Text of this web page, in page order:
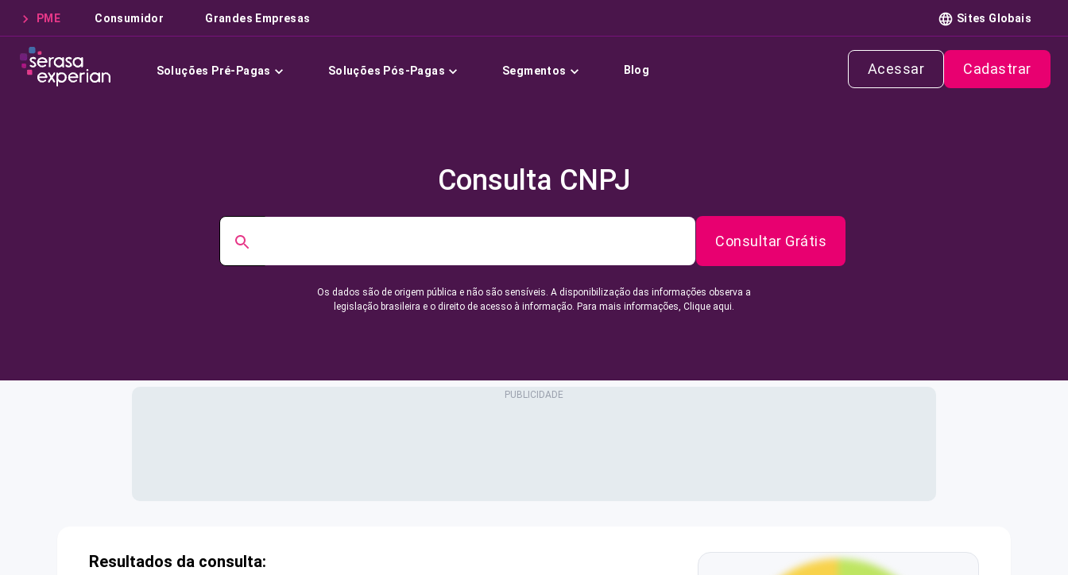
PME Consumidor Grandes Empresas Sites Globais
Soluções Pré-Pagas Soluções Pós-Pagas Segmentos Blog Acessar Cadastrar
Consulta CNPJ
Consultar Grátis
Os dados são de origem pública e não são sensíveis. A disponibilização das informações observa a
legislação brasileira e o direito de acesso à informação. Para mais informações, Clique aqui.
Resultados da consulta: